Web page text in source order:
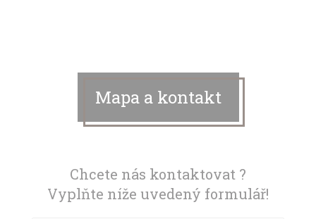
Mapa a kontakt
Chcete nás kontaktovat ?
Vyplňte níže uvedený formulář!